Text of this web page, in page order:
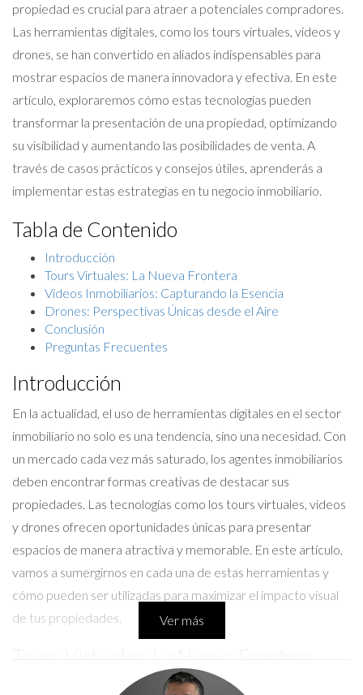
propiedad es crucial para atraer a potenciales compradores.
Las herramientas digitales, como los tours virtuales, videos y
drones, se han convertido en aliados indispensables para
mostrar espacios de manera innovadora y efectiva. En este
artículo, exploraremos cómo estas tecnologías pueden
transformar la presentación de una propiedad, optimizando
su visibilidad y aumentando las posibilidades de venta. A
través de casos prácticos y consejos útiles, aprenderás a
implementar estas estrategias en tu negocio inmobiliario.
Tabla de Contenido
Introducción
Tours Virtuales: La Nueva Frontera
Videos Inmobiliarios: Capturando la Esencia
Drones: Perspectivas Únicas desde el Aire
Conclusión
Preguntas Frecuentes
Introducción
En la actualidad, el uso de herramientas digitales en el sector
inmobiliario no solo es una tendencia, sino una necesidad. Con
un mercado cada vez más saturado, los agentes inmobiliarios
deben encontrar formas creativas de destacar sus
propiedades. Las tecnologías como los tours virtuales, videos
y drones ofrecen oportunidades únicas para presentar
espacios de manera atractiva y memorable. En este artículo,
vamos a sumergirnos en cada una de estas herramientas y
cómo pueden ser utilizadas para maximizar el impacto visual
de tus propiedades.
Los tours virtuales han revolucionado la forma en que los
Ver más